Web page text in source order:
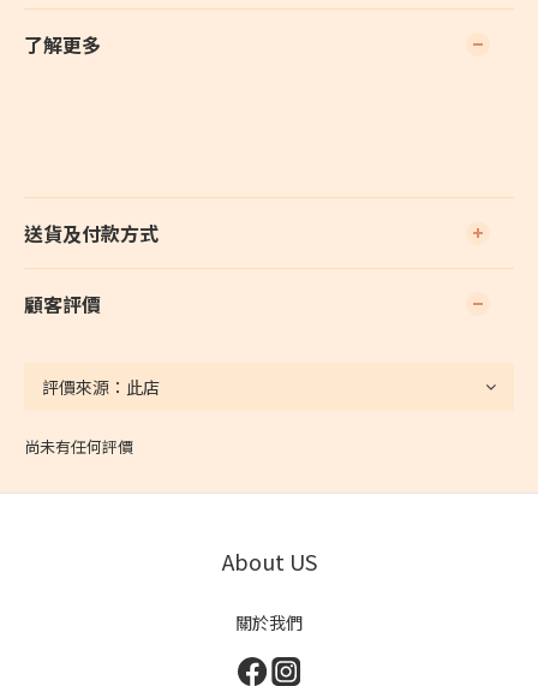
了解更多
送貨及付款方式
顧客評價
尚未有任何評價
About US
關於我們